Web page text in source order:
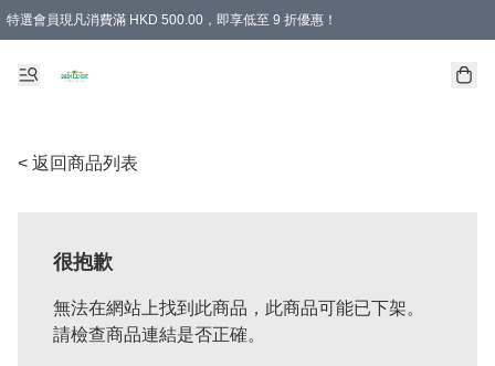
特選會員現凡消費滿 HKD 500.00，即享低至 9 折優惠！
< 返回商品列表
很抱歉
無法在網站上找到此商品，此商品可能已下架。
請檢查商品連結是否正確。